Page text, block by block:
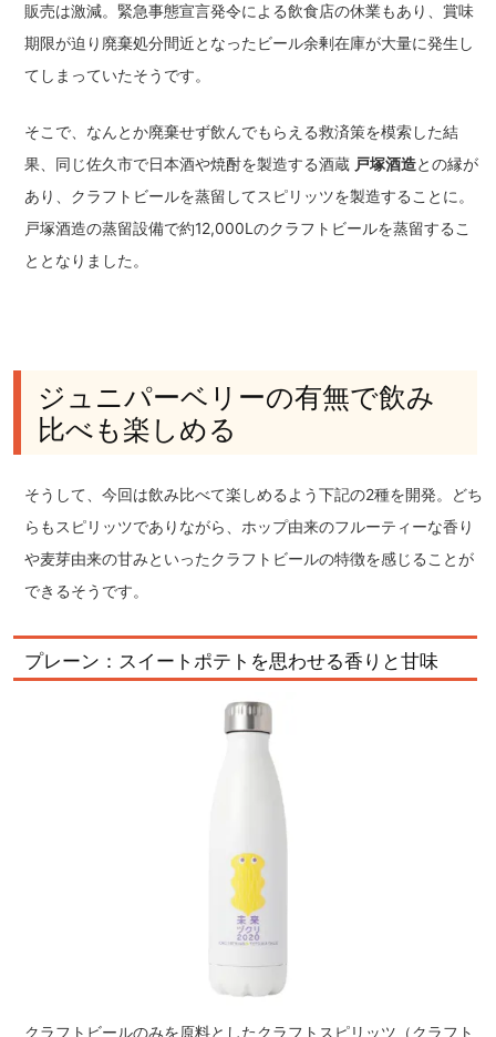
販売は激減。緊急事態宣言発令による飲食店の休業もあり、賞味
期限が迫り廃棄処分間近となったビール余剰在庫が大量に発生し
てしまっていたそうです。
そこで、なんとか廃棄せず飲んでもらえる救済策を模索した結
果、同じ佐久市で日本酒や焼酎を製造する酒蔵 戸塚酒造との縁が
あり、クラフトビールを蒸留してスピリッツを製造することに。
戸塚酒造の蒸留設備で約12,000Lのクラフトビールを蒸留するこ
ととなりました。
ジュニパーベリーの有無で飲み
比べも楽しめる
そうして、今回は飲み比べて楽しめるよう下記の2種を開発。どち
らもスピリッツでありながら、ホップ由来のフルーティーな香り
や麦芽由来の甘みといったクラフトビールの特徴を感じることが
できるそうです。
プレーン：スイートポテトを思わせる香りと甘味
クラフトビールのみを原料としたクラフトスピリッツ（クラフト